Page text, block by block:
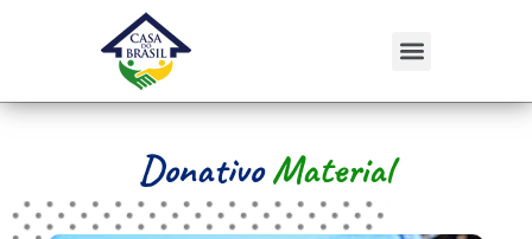
Donativo Material